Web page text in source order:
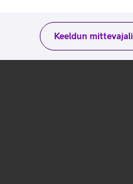
Keeldun